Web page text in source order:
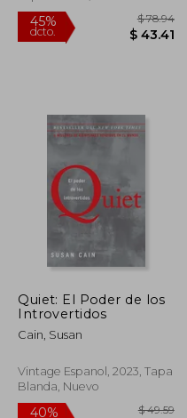
$ 54.24
$ 29.83
Peri&Aacute;&Ntilde;Ez
Crist&Oacute;Bal
Quiet: El Poder de los
Introvertidos
Cain, Susan
Vintage Espanol, 2023, Tapa
Blanda, Nuevo